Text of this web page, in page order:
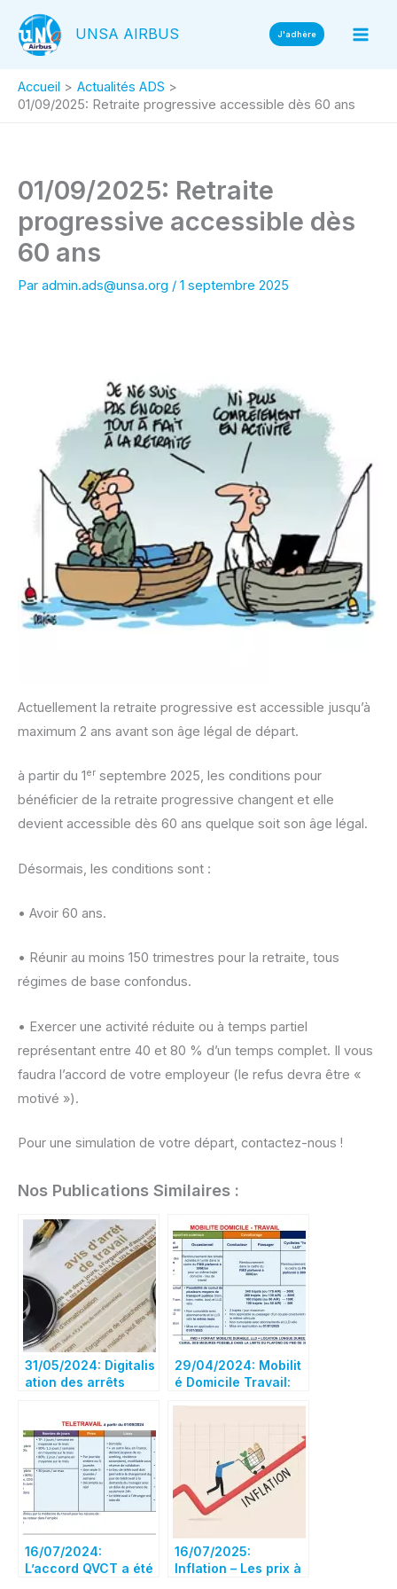
contenu
UNSA AIRBUS J'adhère
Accueil
Actualités ADS
01/09/2025: Retraite progressive accessible dès 60 ans
01/09/2025: Retraite
progressive accessible dès
60 ans
Par admin.ads@unsa.org / 1 septembre 2025
Actuellement la retraite progressive est accessible jusqu’à
maximum 2 ans avant son âge légal de départ.
à partir du 1er septembre 2025, les conditions pour
bénéficier de la retraite progressive changent et elle
devient accessible dès 60 ans quelque soit son âge légal.
Désormais, les conditions sont :
• Avoir 60 ans.
• Réunir au moins 150 trimestres pour la retraite, tous
régimes de base confondus.
• Exercer une activité réduite ou à temps partiel
représentant entre 40 et 80 % d’un temps complet. Il vous
faudra l’accord de votre employeur (le refus devra être «
motivé »).
Pour une simulation de votre départ, contactez-nous !
Nos Publications Similaires :
31/05/2024: Digitalis
ation des arrêts
29/04/2024: Mobilit
é Domicile Travail:
16/07/2024:
L’accord QVCT a été
16/07/2025:
Inflation – Les prix à